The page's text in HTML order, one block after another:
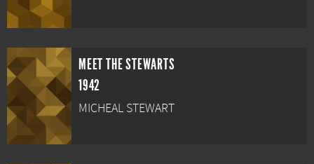
MEET THE STEWARTS
1942
MICHEAL STEWART